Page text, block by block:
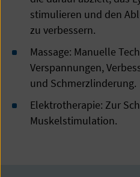
stimulieren und den
zu verbessern.
Massage: Manuelle
Verspannungen,
und Schmerzlinderung.
Elektrotherapie: Zur
Muskelstimulation.